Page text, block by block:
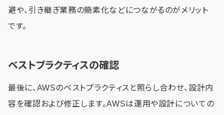
避や、引き継ぎ業務の簡素化などにつながるのがメリット
です。
ベストプラクティスの確認
最後に、AWSのベストプラクティスと照らし合わせ、設計内
容を確認および修正します。AWSは運用や設計についての